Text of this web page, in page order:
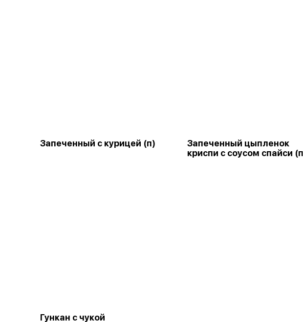
Запеченный с курицей (п)
Запеченный цыпленок
криспи с соусом спайси
Гункан с чукой